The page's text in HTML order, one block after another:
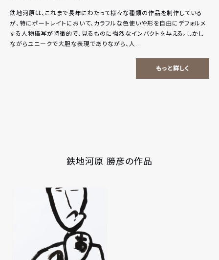
鉄地河原は、これまで長年にわたって様々な種類の作品を制作している
が、特にポートレイトにおいて、カラフルな色使いや形を自由にデフォルメ
する人物描写が特徴的で、見るものに強烈なインパクトを与える。しかし
ながらユニークで大胆な表現でありながら、人...
もっと詳しく
鉄地河原 勝彦の作品